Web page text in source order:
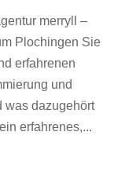
merryll –
Plochingen Sie
erfahrenen
und
was dazugehört
erfahrenes,...